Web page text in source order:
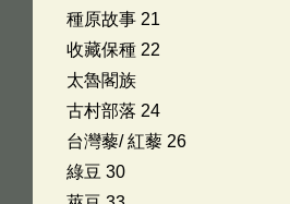
種原故事 21
收藏保種 22
太魯閣族
古村部落 24
台灣藜/ 紅藜 26
綠豆 30